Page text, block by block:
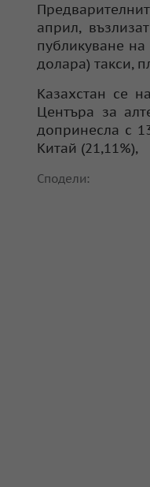
април,
публикуване
долара) такси,
Казахстан се
Центъра за
допринесла с
Китай (21,11%),
Сподели: